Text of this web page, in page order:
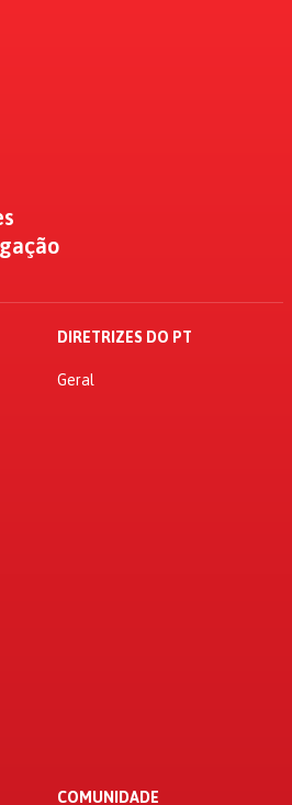
DIRETRIZES DO PT
Geral
COMUNIDADE